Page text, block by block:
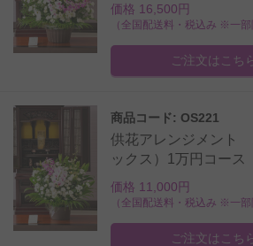
価格 16,500円
（全国配送料・税込み ※一部
ご注文はこち
商品コード: OS221
供花アレンジメント
ックス）1万円コース
価格 11,000円
（全国配送料・税込み ※一部
ご注文はこち